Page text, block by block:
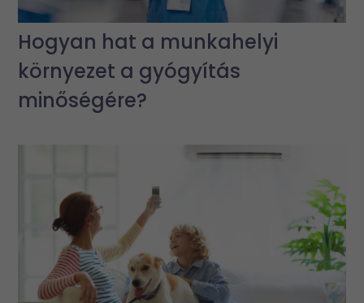
Hogyan hat a munkahelyi
környezet a gyógyítás
minőségére?